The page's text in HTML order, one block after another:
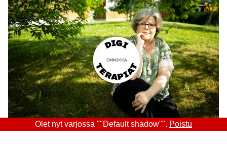
Olet nyt varjossa ""Default shadow"". Poistu